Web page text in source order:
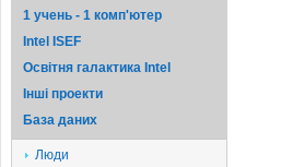
1 учень - 1 комп'ютер
Intel ISEF
Освітня галактика Intel
Iншi проекти
База даних
Люди